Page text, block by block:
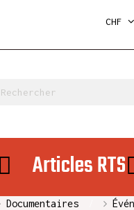
CHF
Articles RTS
Documentaires